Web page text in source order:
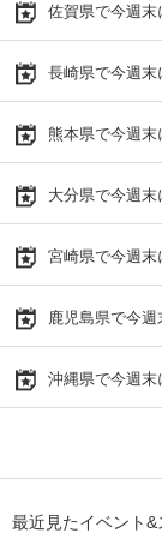
佐賀県で今週末
長崎県で今週末
熊本県で今週
大分県で今週
宮崎県で今週末
鹿児島県で今
沖縄県で今週末
最近見たイベント&